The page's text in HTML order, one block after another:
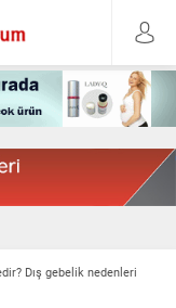
Dış gebelik nedenleri